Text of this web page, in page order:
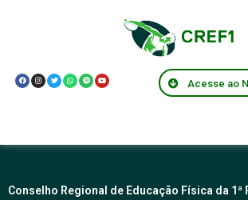
Acesse ao
Decreto
38.255 – Rio
Conselho Regional de Educação Física da 1ª